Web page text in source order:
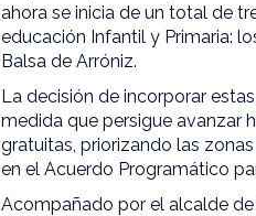
ahora se inicia de un total de
educación Infantil y Primaria:
Balsa de Arróniz.
La decisión de incorporar
medida que persigue avanzar
gratuitas, priorizando las
en el Acuerdo Programático
Acompañado por el alcalde